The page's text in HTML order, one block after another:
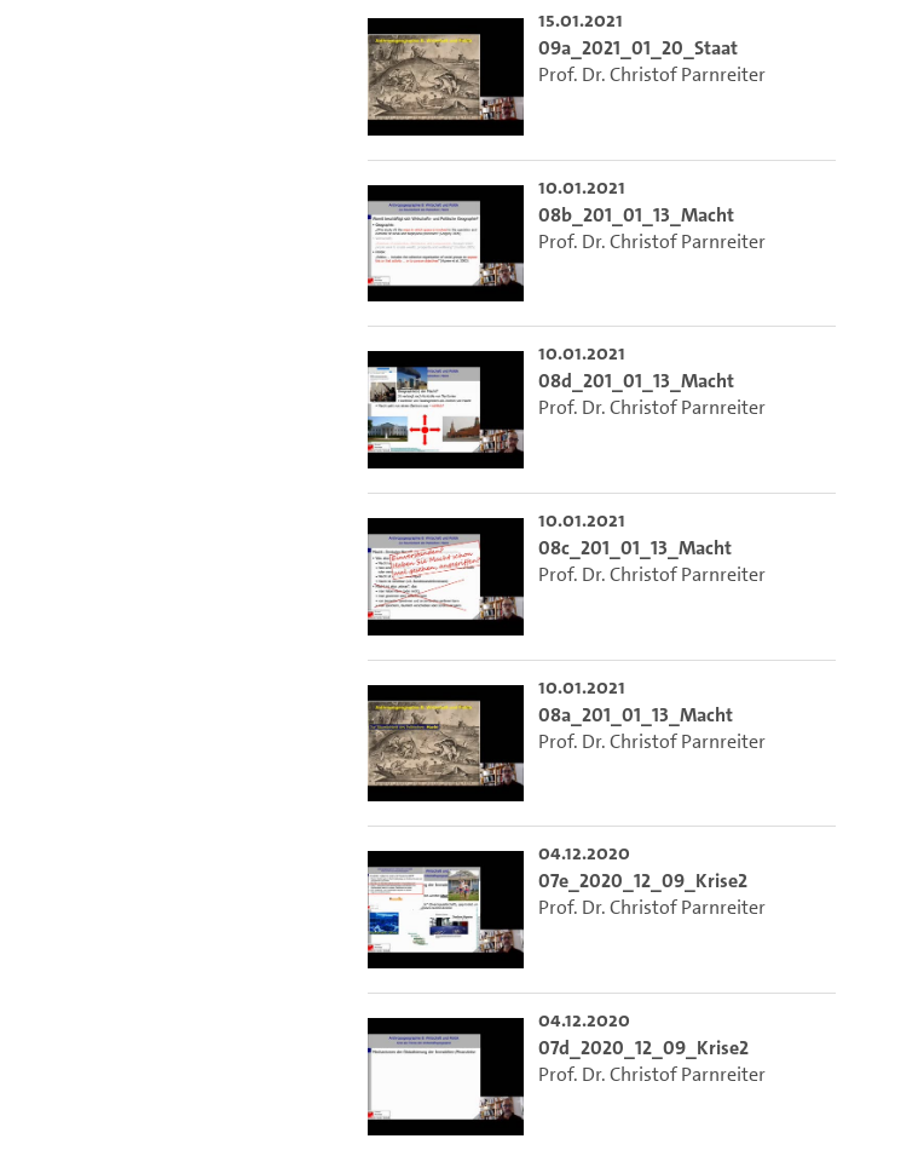
15.01.2021
09a_2021_01_20_Staat
Prof. Dr. Christof Parnreiter
10.01.2021
08b_201_01_13_Macht
Prof. Dr. Christof Parnreiter
10.01.2021
08d_201_01_13_Macht
Prof. Dr. Christof Parnreiter
10.01.2021
08c_201_01_13_Macht
Prof. Dr. Christof Parnreiter
10.01.2021
08a_201_01_13_Macht
Prof. Dr. Christof Parnreiter
04.12.2020
07e_2020_12_09_Krise2
Prof. Dr. Christof Parnreiter
04.12.2020
07d_2020_12_09_Krise2
Prof. Dr. Christof Parnreiter